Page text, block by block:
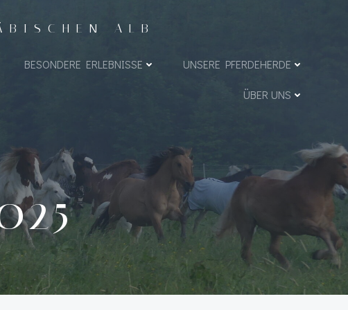
ALB
BESONDERE ERLEBNISSE UNSERE PFERDEHERDE
ÜBER UNS